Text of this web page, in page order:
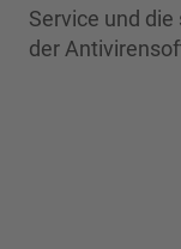
Service und
der